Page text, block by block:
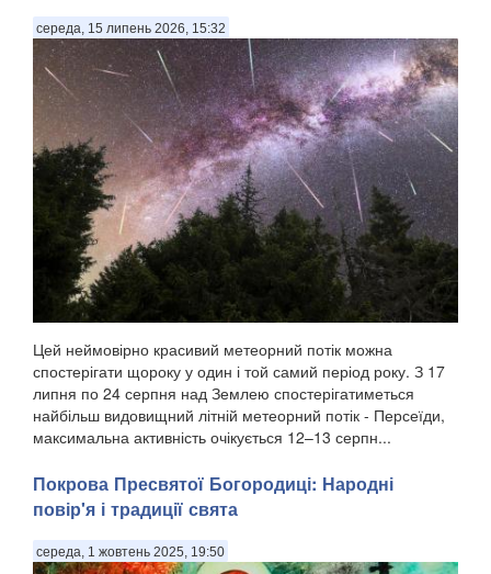
середа, 15 липень 2026, 15:32
Цей неймовірно красивий метеорний потік можна
спостерігати щороку у один і той самий період року. З 17
липня по 24 серпня над Землею спостерігатиметься
найбільш видовищний літній метеорний потік - Персеїди,
максимальна активність очікується 12–13 серпн...
Покрова Пресвятої Богородиці: Народні
повір'я і традиції свята
середа, 1 жовтень 2025, 19:50